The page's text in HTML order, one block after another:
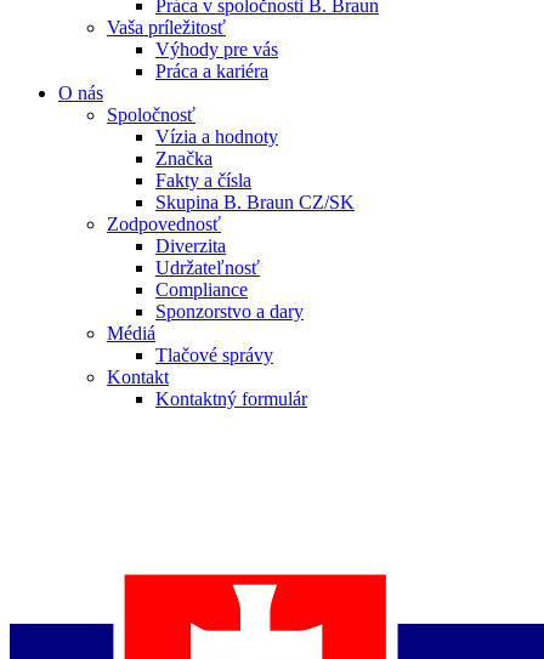
Práca v spoločnosti B. Braun
Vaša príležitosť
Výhody pre vás
Práca a kariéra
O nás
Spoločnosť
Vízia a hodnoty
Značka
Fakty a čísla
Skupina B. Braun CZ/SK
Zodpovednosť
Diverzita
Udržateľnosť
Compliance
Sponzorstvo a dary
Médiá
Tlačové správy
Kontakt
Kontaktný formulár